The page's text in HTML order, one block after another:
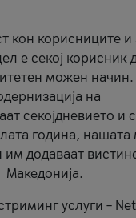
кон корисниците и
е секој корисник
можен
на
секојдневието и
година, нашата
им додаваат
Македонија.
услуги –